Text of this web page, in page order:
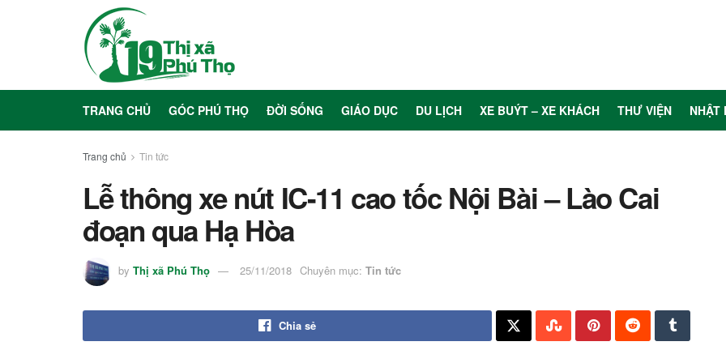
TRANG CHỦ GÓC PHÚ THỌ ĐỜI SỐNG GIÁO DỤC DU LỊCH XE BUÝT – XE KHÁCH THƯ VIỆN NHẬT
Trang chủ Tin tức
Lễ thông xe nút IC-11 cao tốc Nội Bài – Lào Cai
đoạn qua Hạ Hòa
by Thị xã Phú Thọ 25/11/2018 Chuyên mục: Tin tức
Chia sẻ